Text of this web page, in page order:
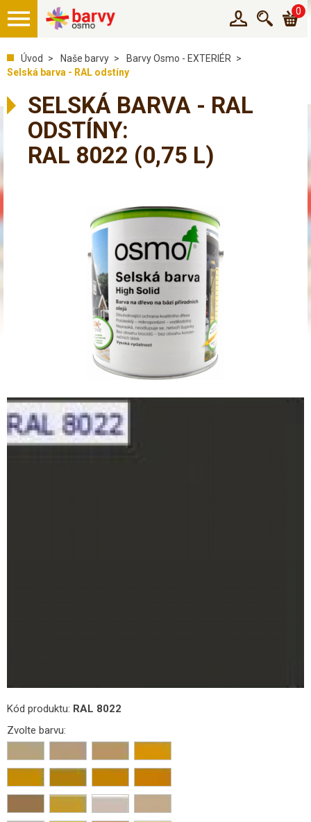
0
Úvod Naše barvy
Barvy Osmo - EXTERIÉR
Selská barva - RAL odstíny
SELSKÁ BARVA - RAL
ODSTÍNY:
RAL 8022 (0,75 L)
Kód produktu: RAL 8022
Zvolte barvu: